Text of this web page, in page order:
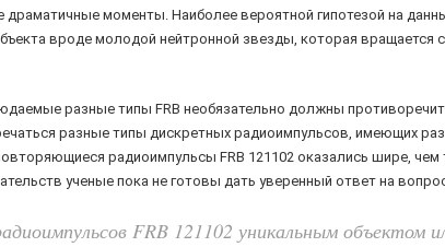
драматичные моменты. Наиболее вероятной гипотезой на
вроде молодой нейтронной звезды, которая вращается
разные типы FRB необязательно должны
разные типы дискретных радиоимпульсов, имеющих
радиоимпульсы FRB 121102 оказались шире,
ученые пока не готовы дать уверенный ответ на
FRB 121102 уникальным